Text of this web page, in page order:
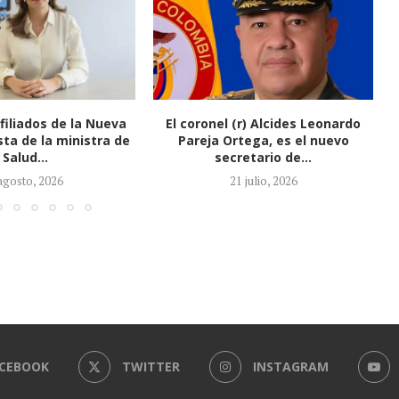
Alcides Leonardo
es el nuevo
de...
julio, 2026
Honorio Henríquez fue elegido
como nuevo presidente del
Senado
21 julio, 2026
TWITTER INSTAGRAM